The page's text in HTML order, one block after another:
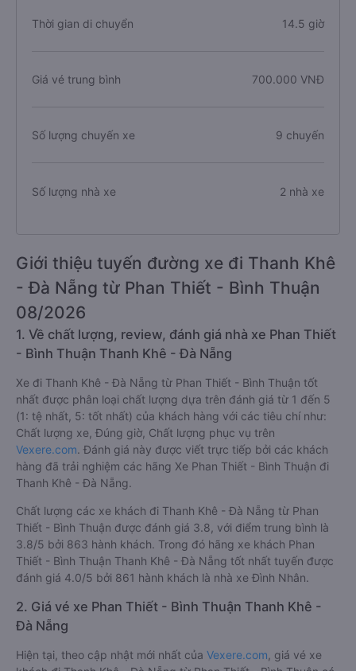
Thời gian di chuyển 14.5 giờ
Giá vé trung bình 700.000 VNĐ
Số lượng chuyến xe 9 chuyến
Số lượng nhà xe 2 nhà xe
Giới thiệu tuyến đường xe đi Thanh Khê
- Đà Nẵng từ Phan Thiết - Bình Thuận
08/2026
1. Về chất lượng, review, đánh giá nhà xe Phan Thiết
- Bình Thuận Thanh Khê - Đà Nẵng
Xe đi Thanh Khê - Đà Nẵng từ Phan Thiết - Bình Thuận tốt
nhất được phân loại chất lượng dựa trên đánh giá từ 1 đến 5
(1: tệ nhất, 5: tốt nhất) của khách hàng với các tiêu chí như:
Chất lượng xe, Đúng giờ, Chất lượng phục vụ trên
Vexere.com. Đánh giá này được viết trực tiếp bởi các khách
hàng đã trải nghiệm các hãng Xe Phan Thiết - Bình Thuận đi
Thanh Khê - Đà Nẵng.
Chất lượng các xe khách đi Thanh Khê - Đà Nẵng từ Phan
Thiết - Bình Thuận được đánh giá 3.8, với điểm trung bình là
3.8/5 bởi 863 hành khách. Trong đó hãng xe khách Phan
Thiết - Bình Thuận Thanh Khê - Đà Nẵng tốt nhất tuyến được
đánh giá 4.0/5 bởi 861 hành khách là nhà xe Đình Nhân.
2. Giá vé xe Phan Thiết - Bình Thuận Thanh Khê -
Đà Nẵng
Hiện tại, theo cập nhật mới nhất của Vexere.com , giá vé xe